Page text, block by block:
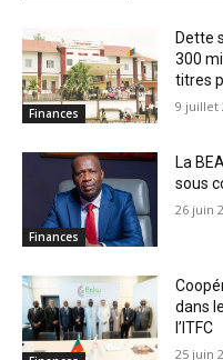
Finances
Dette
300
titres
9 juillet
Finances
La
sous
26 juin
dans
l’ITFC
25 juin